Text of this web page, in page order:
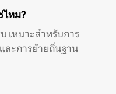
ไหม?
เหมาะสำหรับการ
ละการย้ายถิ่นฐาน